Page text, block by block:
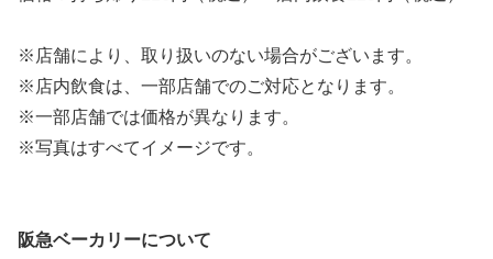
※店舗により、取り扱いのない場合がございます。
※店内飲食は、一部店舗でのご対応となります。
※一部店舗では価格が異なります。
※写真はすべてイメージです。
阪急ベーカリーについて